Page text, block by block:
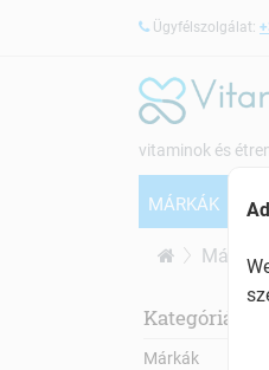
Ügyfélszolgálat:
vitaminok és
MÁRKÁK
Márkák
Kategóriák:
Márkák